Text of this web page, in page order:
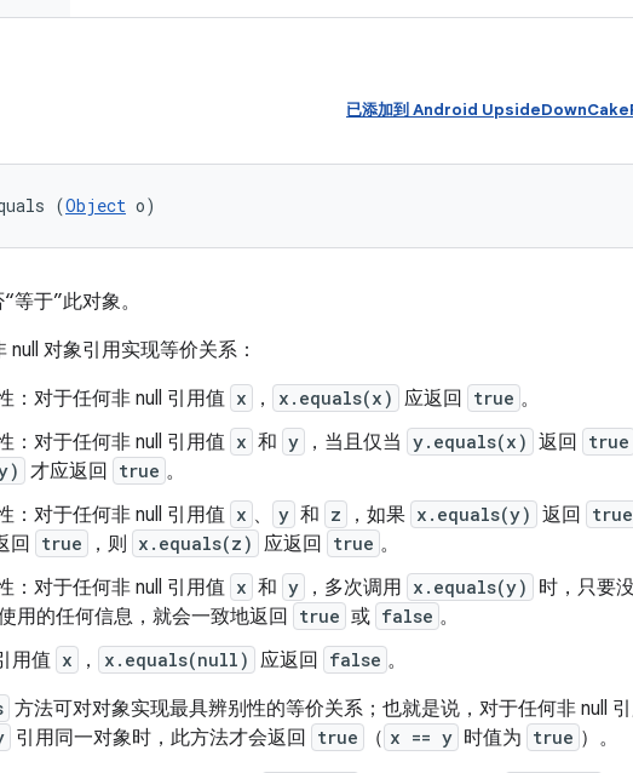
已添加到 Android
(Object o)
等于”此对象。
null 对象引用实现等价关系：
：对于任何非 null 引用值 x ， x.equals(x) 应返回 true 。
：对于任何非 null 引用值 x 和 y ，当且仅当 y.equals(x) 返回 true
才应返回 true 。
：对于任何非 null 引用值 x 、 y 和 z ，如果 x.equals(y) 返回 true
回 true ，则 x.equals(z) 应返回 true 。
：对于任何非 null 引用值 x 和 y ，多次调用 x.equals(y) 时，只要
用的任何信息，就会一致地返回 true 或 false 。
用值 x ， x.equals(null) 应返回 false 。
方法可对对象实现最具辨别性的等价关系；也就是说，对于任何非 null
引用同一对象时，此方法才会返回 true （ x == y 时值为 true ）。